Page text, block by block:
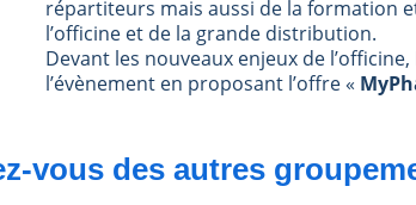
répartiteurs mais aussi de la formation
l’officine et de la grande distribution.
Devant les nouveaux enjeux de
l’évènement en proposant l’offre «
vous des autres